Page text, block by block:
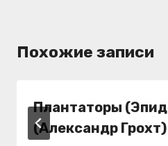
Похожие записи
Плантаторы
(Александр Грохт)